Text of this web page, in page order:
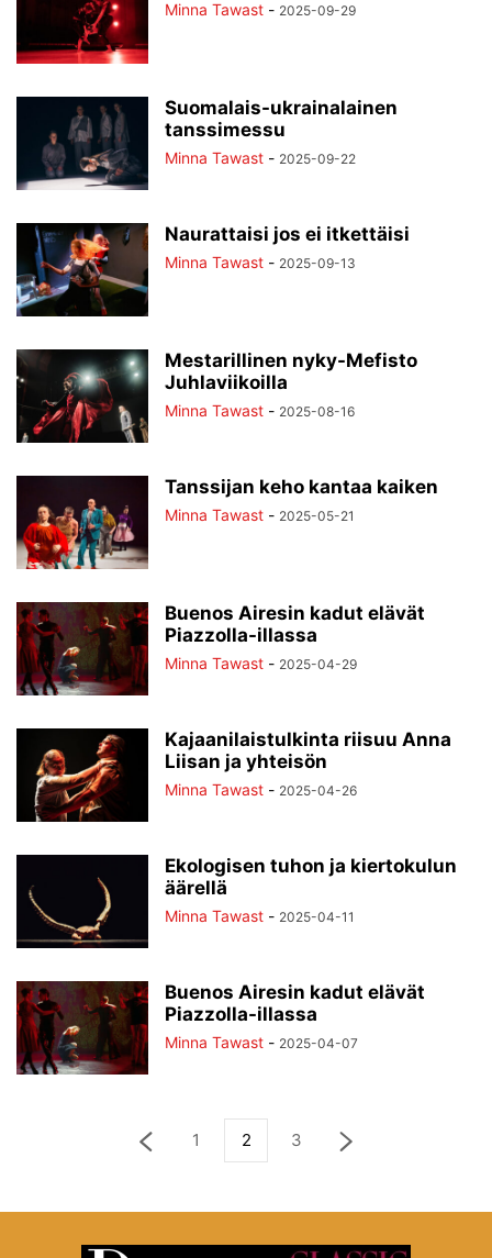
Minna Tawast - 2025-09-29
Suomalais-ukrainalainen
tanssimessu
Minna Tawast - 2025-09-22
Naurattaisi jos ei itkettäisi
Minna Tawast - 2025-09-13
Mestarillinen nyky-Mefisto
Juhlaviikoilla
Minna Tawast - 2025-08-16
Tanssijan keho kantaa kaiken
Minna Tawast - 2025-05-21
Buenos Airesin kadut elävät
Piazzolla-illassa
Minna Tawast - 2025-04-29
Kajaanilaistulkinta riisuu Anna
Liisan ja yhteisön
Minna Tawast - 2025-04-26
Ekologisen tuhon ja kiertokulun
äärellä
Minna Tawast - 2025-04-11
Buenos Airesin kadut elävät
Piazzolla-illassa
Minna Tawast - 2025-04-07
1 2 3